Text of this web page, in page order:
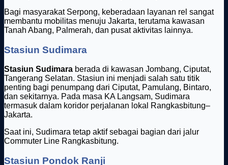
Bagi masyarakat Serpong, keberadaan layanan rel sangat
membantu mobilitas menuju Jakarta, terutama kawasan
Tanah Abang, Palmerah, dan pusat aktivitas lainnya.
Stasiun Sudimara
Stasiun Sudimara berada di kawasan Jombang, Ciputat,
Tangerang Selatan. Stasiun ini menjadi salah satu titik
penting bagi penumpang dari Ciputat, Pamulang, Bintaro,
dan sekitarnya. Pada masa KA Langsam, Sudimara
termasuk dalam koridor perjalanan lokal Rangkasbitung–
Jakarta.
Saat ini, Sudimara tetap aktif sebagai bagian dari jalur
Commuter Line Rangkasbitung.
Stasiun Pondok Ranji